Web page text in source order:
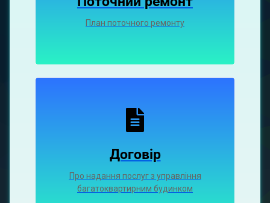
План поточного ремонту
Договір
Про надання послуг з управління
багатоквартирним будинком